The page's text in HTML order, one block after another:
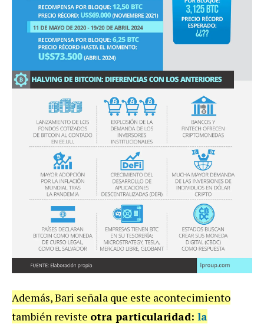
Además, Bari señala que este acontecimiento
también reviste otra particularidad: la